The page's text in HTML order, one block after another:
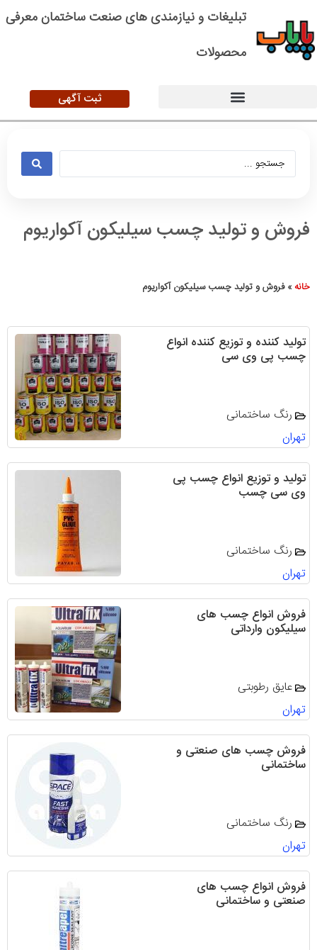
تبلیغات و نیازمندی های صنعت ساختمان معرفی
محصولات
ثبت آگهی
فروش و تولید چسب سیلیکون آکواریوم
خانه»فروش و تولید چسب سیلیکون آکواریوم
تولید کننده و توزیع کننده انواع
چسب پی وی سی
رنگ ساختمانی
تهران
تولید و توزیع انواع چسب پی
وی سی چسب
رنگ ساختمانی
تهران
فروش انواع چسب های
سیلیکون وارداتی
عایق رطوبتی
تهران
فروش چسب های صنعتی و
ساختمانی
رنگ ساختمانی
تهران
فروش انواع چسب های
صنعتی و ساختمانی